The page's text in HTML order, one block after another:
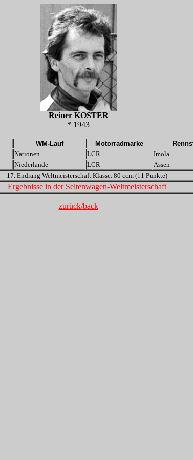
Reiner KOSTER
* 1943
WM-Lauf Motorradmarke
Nationen LCR
Imola
Niederlande LCR
Assen
17. Endrang Weltmeisterschaft Klasse. 80 ccm (11 Punkte)
Ergebnisse in der Seitenwagen-Weltmeisterschaft
zurück/back